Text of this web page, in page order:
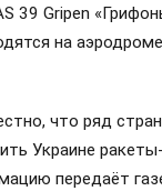
39 Gripen
на
что ряд
Украине
передаёт